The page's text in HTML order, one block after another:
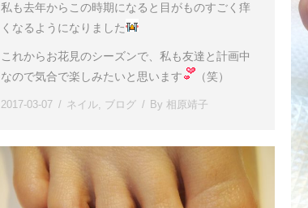
私も去年からこの時期になると目がものすごく痒
くなるようになりました
これからお花見のシーズンで、私も友達と計画中
なので気合で楽しみたいと思います
（笑）
2017-03-07 ネイル, ブログ By 相原靖子